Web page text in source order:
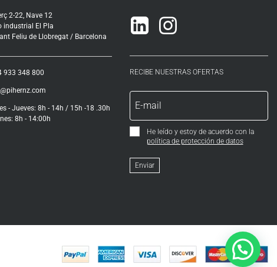
2-22, Nave 12
industrial El Pla
Feliu de Llobregat / Barcelona
933 348 800
- Jueves: 8h - 14h / 15h -18 .30h
8h - 14:00h
Linkedin
Instagram
RECIBE NUESTRAS OFERTAS
He leído y estoy de acuerdo con la
política de protección de datos